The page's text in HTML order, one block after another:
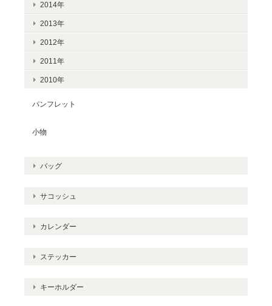
2014年
2013年
2012年
2011年
2010年
パンフレット
小物
バッグ
サコッシュ
カレンダー
ステッカー
キーホルダー